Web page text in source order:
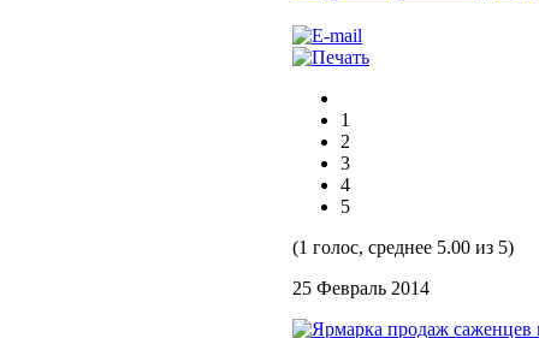
1
2
3
4
5
(1 голос, среднее 5.00 из 5)
25 Февраль 2014